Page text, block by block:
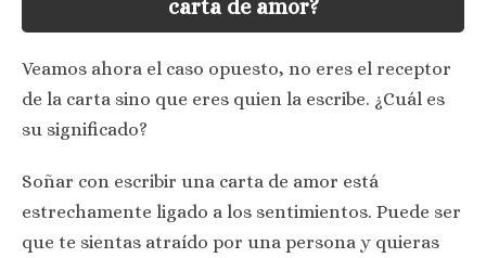
carta de amor?
Veamos ahora el caso opuesto, no eres el receptor
de la carta sino que eres quien la escribe. ¿Cuál es
su significado?
Soñar con escribir una carta de amor está
estrechamente ligado a los sentimientos. Puede ser
que te sientas atraído por una persona y quieras